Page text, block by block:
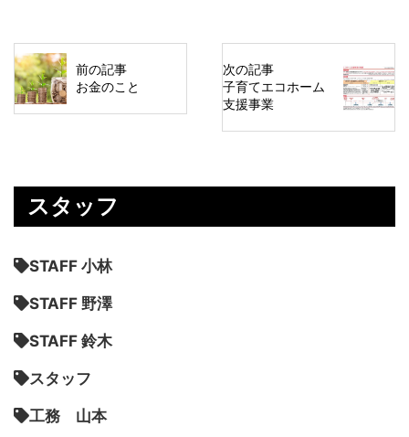
前の記事
お金のこと
次の記事
子育てエコホーム
支援事業
スタッフ
STAFF 小林
STAFF 野澤
STAFF 鈴木
スタッフ
工務 山本